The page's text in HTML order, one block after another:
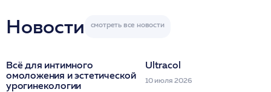
Новости
Всё для интимного
омоложения и эстетической
урогинекологии
Ultracol
10 июля 2026